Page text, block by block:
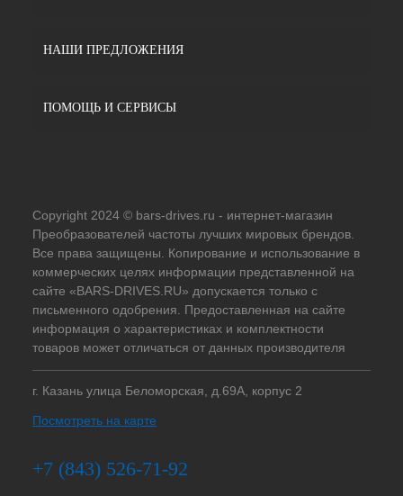
НАШИ ПРЕДЛОЖЕНИЯ
ПОМОЩЬ И СЕРВИСЫ
Copyright 2024 © bars-drives.ru - интернет-магазин
Преобразователей частоты лучших мировых брендов.
Все права защищены. Копирование и использование в
коммерческих целях информации представленной на
сайте «BARS-DRIVES.RU» допускается только с
письменного одобрения. Предоставленная на сайте
информация о характеристиках и комплектности
товаров может отличаться от данных производителя
г. Казань улица Беломорская, д.69А, корпус 2
Посмотреть на карте
+7 (843) 526-71-92